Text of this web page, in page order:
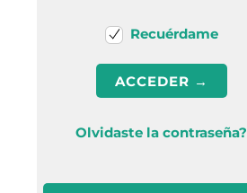
Recuérdame
Olvidaste la contraseña?